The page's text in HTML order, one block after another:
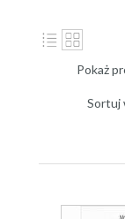
Pokaż
Sortuj